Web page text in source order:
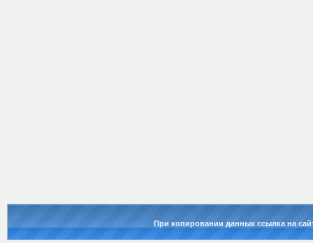
При копировании данных ссылка на